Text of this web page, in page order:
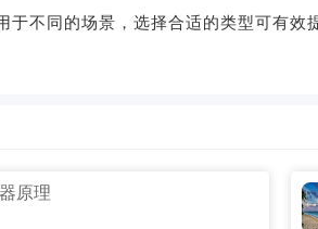
于不同的场景，选择合适的类型可有效
原理